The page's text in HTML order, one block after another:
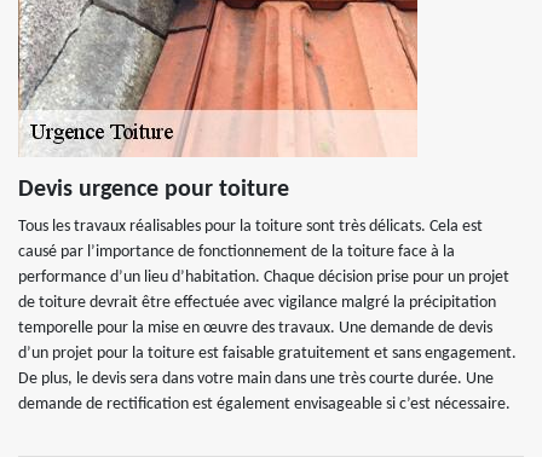
Devis urgence pour toiture
Tous les travaux réalisables pour la toiture sont très délicats. Cela est
causé par l’importance de fonctionnement de la toiture face à la
performance d’un lieu d’habitation. Chaque décision prise pour un projet
de toiture devrait être effectuée avec vigilance malgré la précipitation
temporelle pour la mise en œuvre des travaux. Une demande de devis
d’un projet pour la toiture est faisable gratuitement et sans engagement.
De plus, le devis sera dans votre main dans une très courte durée. Une
demande de rectification est également envisageable si c’est nécessaire.